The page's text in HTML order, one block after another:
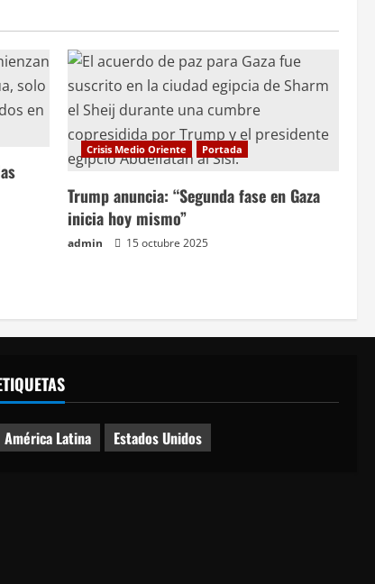
Crisis Medio Oriente Portada
Trump anuncia: “Segunda fase en Gaza
inicia hoy mismo”
admin 15 octubre 2025
América Latina Estados Unidos